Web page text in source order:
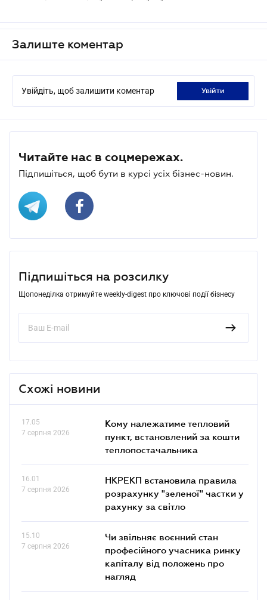
Залиште коментар
Увійдіть, щоб залишити коментар увійти
Читайте нас в соцмережах.
Підпишіться, щоб бути в курсі усіх бізнес-новин.
Підпишіться на розсилку
Щопонеділка отримуйте weekly-digest про ключові події бізнесу
Схожі новини
17.05
7 серпня 2026
Кому належатиме тепловий
пункт, встановлений за кошти
теплопостачальника
16.01
7 серпня 2026
НКРЕКП встановила правила
розрахунку "зеленої" частки у
рахунку за світло
15.10
7 серпня 2026
Чи звільняє воєнний стан
професійного учасника ринку
капіталу від положень про
нагляд